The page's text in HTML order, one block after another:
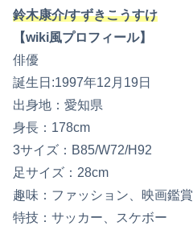
鈴木康介/すずきこうすけ
【wiki風プロフィール】
俳優
誕生日:1997年12月19日
出身地：愛知県
身長：178cm
3サイズ：B85/W72/H92
足サイズ：28cm
趣味：ファッション、映画鑑賞
特技：サッカー、スケボー